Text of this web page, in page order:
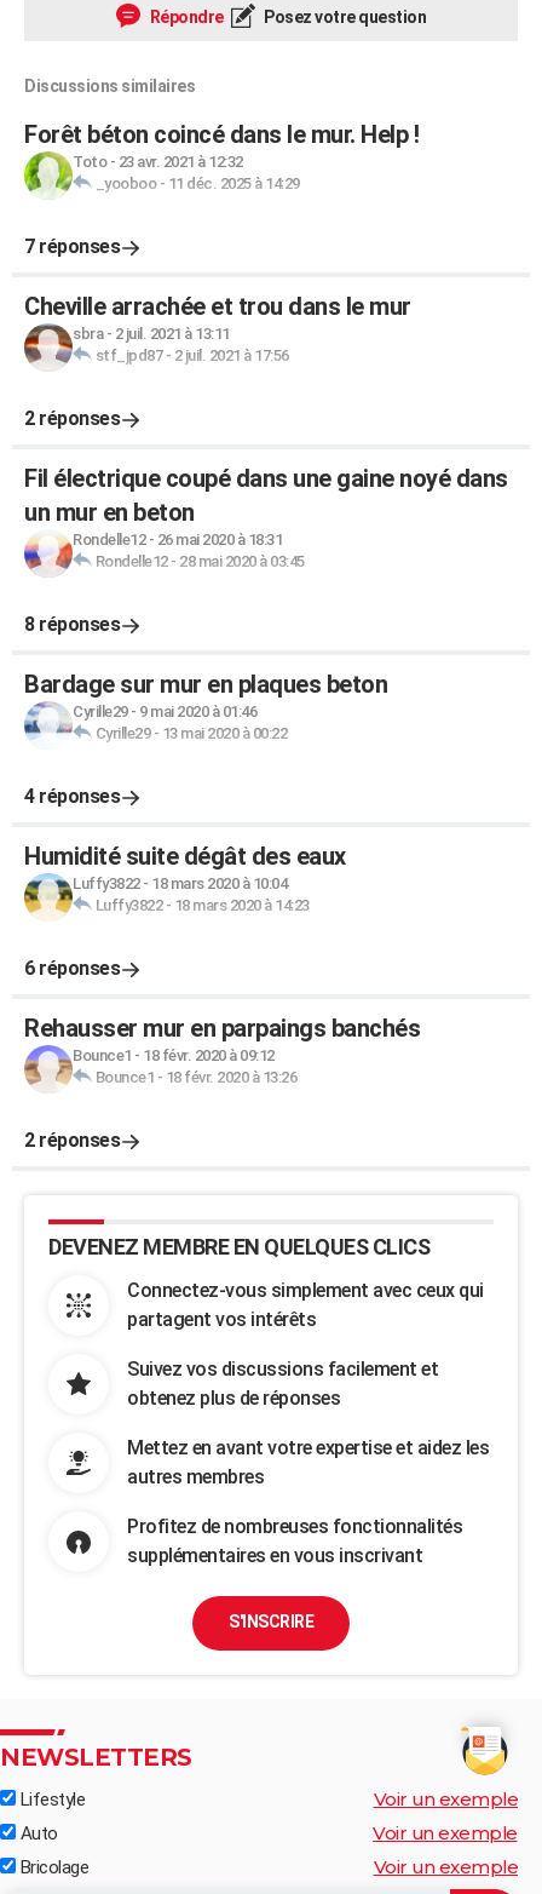
Répondre Posez votre question
Discussions similaires
Forêt béton coincé dans le mur. Help !
Toto- 23 avr. 2021 à 12:32
_yooboo- 11 déc. 2025 à 14:29
7 réponses
Cheville arrachée et trou dans le mur
sbra- 2 juil. 2021 à 13:11
stf_jpd87- 2 juil. 2021 à 17:56
2 réponses
Fil électrique coupé dans une gaine noyé dans
un mur en beton
Rondelle12- 26 mai 2020 à 18:31
Rondelle12- 28 mai 2020 à 03:45
8 réponses
Bardage sur mur en plaques beton
Cyrille29- 9 mai 2020 à 01:46
Cyrille29- 13 mai 2020 à 00:22
4 réponses
Humidité suite dégât des eaux
Luffy3822- 18 mars 2020 à 10:04
Luffy3822- 18 mars 2020 à 14:23
6 réponses
Rehausser mur en parpaings banchés
Bounce1 - 18 févr. 2020 à 09:12
Bounce1 - 18 févr. 2020 à 13:26
2 réponses
DEVENEZ MEMBRE EN QUELQUES CLICS
Connectez-vous simplement avec ceux qui
partagent vos intérêts
Suivez vos discussions facilement et
obtenez plus de réponses
Mettez en avant votre expertise et aidez les
autres membres
Profitez de nombreuses fonctionnalités
supplémentaires en vous inscrivant
S'INSCRIRE
NEWSLETTERS
Lifestyle Voir un exemple
Auto Voir un exemple
Bricolage Voir un exemple